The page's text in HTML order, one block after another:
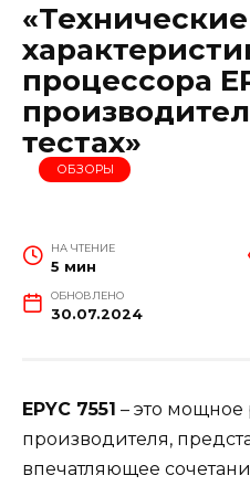
«Технические
процессора
тестах»
ОБЗОРЫ
НА ЧТЕНИЕ
5 мин
ОБНОВЛЕНО
30.07.2024
EPYC 7551 – это мощное
производителя,
впечатляющее